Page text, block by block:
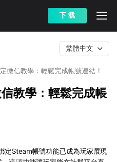
下 载
微信教學：輕鬆完成帳號連結！
繁體中文
教學：輕鬆完成帳
定Steam帳號功能已成為玩家展現